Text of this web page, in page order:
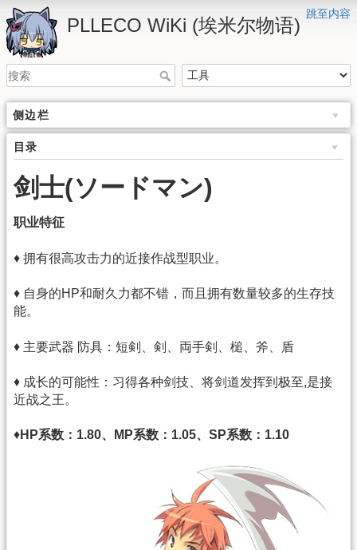
跳至内容
PLLECO WiKi (埃米尔物语)
侧边栏
目录
剑士(ソードマン)
职业特征
♦ 拥有很高攻击力的近接作战型职业。
♦ 自身的HP和耐久力都不错，而且拥有数量较多的生存技
能。
♦ 主要武器 防具：短剣、剣、両手剣、槌、斧、盾
♦ 成长的可能性：习得各种剑技、将剑道发挥到极至,是接
近战之王。
♦HP系数：1.80、MP系数：1.05、SP系数：1.10